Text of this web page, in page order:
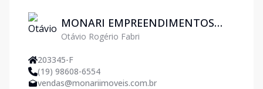
MONARI EMPREENDIMENTOS
IMOBILIARIOS LTDA
Otávio Rogério Fabri
203345-F
(19) 98608-6554
vendas@monariimoveis.com.br